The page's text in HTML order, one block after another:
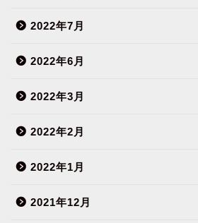
2022年7月
2022年6月
2022年3月
2022年2月
2022年1月
2021年12月